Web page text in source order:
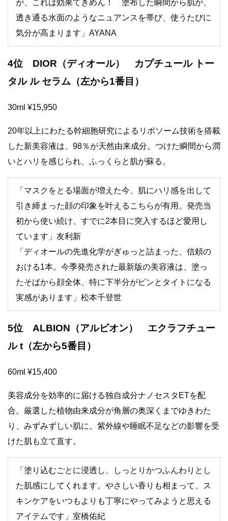
が、これは効果てきめん！ 塗布した瞬間から肌が、
透き通る水面のようなニュアンスを帯び、使うたびに
気分が高まります」AYANA
4位 DIOR（ディオール） カプチュール トー
タル ル セラム（左から1番目）
30ml ¥15,950
20年以上にわたる幹細胞研究によるリポソーム技術を搭載
した新美容液は、98％が天然由来成分。つけた瞬間から潤
いとハリを感じられ、ふっくらと肌が蘇る。
「マスクをとる場面が増えた今、肌にハリ感を出して
引き締まった顔の印象を叶えるこちらが有用。発売当
初から使い続け、すでに2本目に突入するほど愛用し
ています」友利新
「ディオールの先進化学がぎゅっと詰まった、信頼の
おける1本。今季発売された最新版の美容液は、塗っ
たそばから顔全体、特に下半分がピンとタイトになる
実感があります」松本千登世
5位 ALBION（アルビオン） エクラフチュー
ル t（左から5番目）
60ml ¥15,400
美容成分を効率的に届ける独自成分ナノセスタETを配
合。厳選した植物由来成分が角層の奥深くまでゆきわた
り、みずみずしい肌に。紫外線や睡眠不足などの影響を受
けた肌も立て直す。
「塗り込むごとに浸透し、しっとりかつふんわりとし
た肌感にしてくれます。やさしい香りも相まって、ス
キンケアをいつもよりも丁寧にやってみようと思える
アイテムです」室橋佑紀